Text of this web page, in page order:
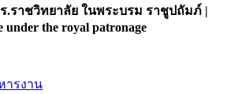
ร.ราชวิทยาลัย ในพระบรม ราชูปถัมภ์ |
under the royal patronage
ารงาน